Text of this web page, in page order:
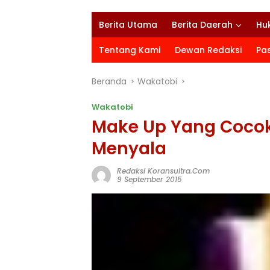
Berita Utama Berita Daerah
Tentang Kami Dewan Redaksi
Beranda Wakatobi
Wakatobi
Make Up Yang
Menyala
Redaksi Koransultra.com
9 September 2015